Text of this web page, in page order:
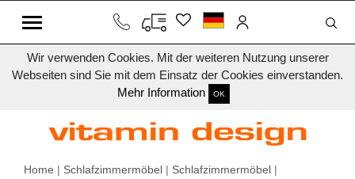
Wir verwenden Cookies. Mit der weiteren Nutzung unserer
Webseiten sind Sie mit dem Einsatz der Cookies einverstanden.
Mehr Information
OK
Home | Schlafzimmermöbel | Schlafzimmermöbel |